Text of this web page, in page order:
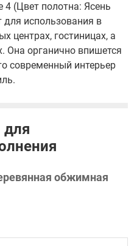
(Цвет полотна: Ясень
для использования в
центрах, гостиницах, а
Она органично впишется
современный интерьер
обжимная